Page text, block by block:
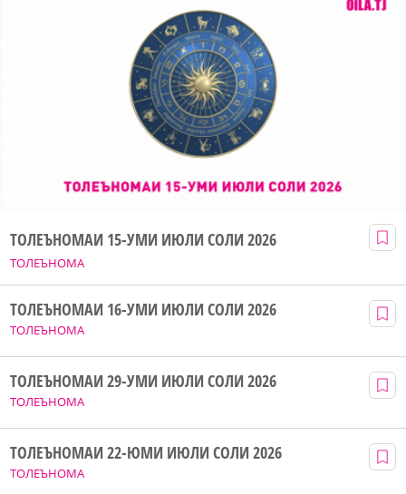
ТОЛЕЪНОМА
ТОЛЕЪНОМАИ 15-УМИ ИЮЛИ СОЛИ 2026
ТОЛЕЪНОМА
ТОЛЕЪНОМАИ 16-УМИ ИЮЛИ СОЛИ 2026
ТОЛЕЪНОМА
ТОЛЕЪНОМАИ 29-УМИ ИЮЛИ СОЛИ 2026
ТОЛЕЪНОМА
ТОЛЕЪНОМАИ 22-ЮМИ ИЮЛИ СОЛИ 2026